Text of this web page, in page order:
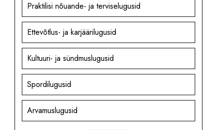
Praktilisi nõuande- ja terviselugusid
Ettevõtlus- ja karjäärilugusid
Kultuuri- ja sündmuslugusid
Spordilugusid
Arvamuslugusid